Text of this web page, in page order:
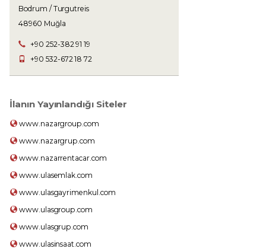
Bodrum / Turgutreis
48960 Muğla
+90 252-382 91 19
+90 532-672 18 72
İlanın Yayınlandığı Siteler
www.nazargroup.com
www.nazargrup.com
www.nazarrentacar.com
www.ulasemlak.com
www.ulasgayrimenkul.com
www.ulasgroup.com
www.ulasgrup.com
www.ulasinsaat.com